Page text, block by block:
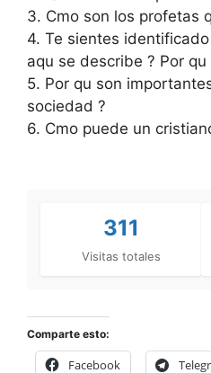
3. Cmo son los profetas
4. Te sientes
aqu se describe ? Por qu
5. Por qu son
sociedad ?
6. Cmo puede un
311
Visitas totales
Comparte esto:
Facebook